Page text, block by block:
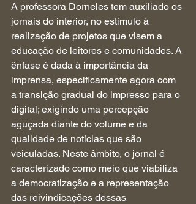
A professora Dorneles tem auxiliado os
jornais do interior, no estímulo à
realização de projetos que visem a
educação de leitores e comunidades. A
ênfase é dada à importância da
imprensa, especificamente agora com
a transição gradual do impresso para o
digital; exigindo uma percepção
aguçada diante do volume e da
qualidade de notícias que são
veiculadas. Neste âmbito, o jornal é
caracterizado como meio que viabiliza
a democratização e a representação
das reivindicações dessas